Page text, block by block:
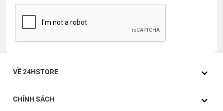
VỀ 24HSTORE
CHÍNH SÁCH